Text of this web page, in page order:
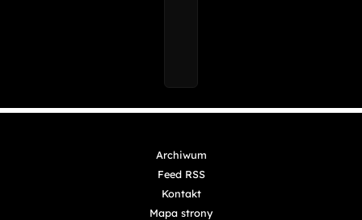
Archiwum
Feed RSS
Kontakt
Mapa strony